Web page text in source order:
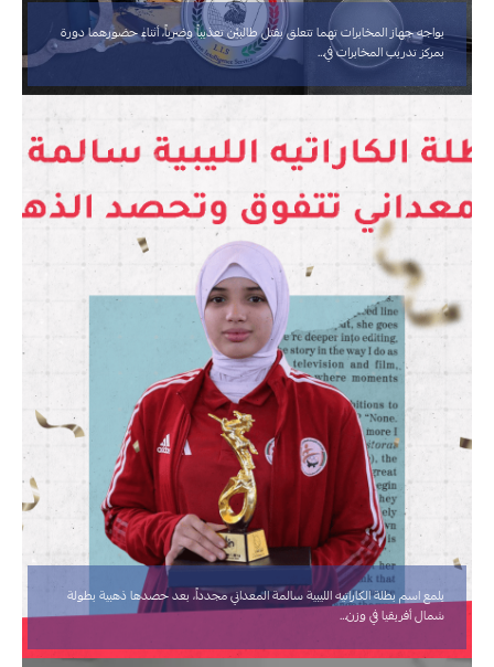
يواجه جهاز المخابرات تهما تتعلق بقتل طالبيْن تعذيباً وضرباً، أثناء حضورهما دورة
بمركز تدريب المخابرات في…
يلمع اسم بطلة الكاراتيه الليبية ⁧‫سالمة المعداني‬⁩ مجدداً، بعد حصدها ذهبية بطولة
شمال أفريقيا في وزن…